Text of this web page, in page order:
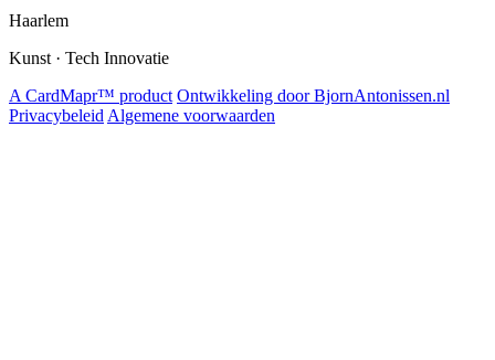
Haarlem
Kunst · Tech Innovatie
A CardMapr™ product Ontwikkeling door BjornAntonissen.nl
Privacybeleid Algemene voorwaarden